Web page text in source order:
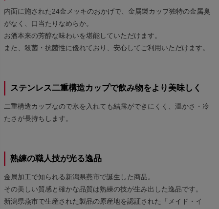
内面に施された24金メッキのおかげで、金属製カップ独特の金属臭
がなく、口当たりなめらか。
お酒本来の芳醇な味わいを堪能していただけます。
また、殺菌・抗菌性に優れており、安心してご利用いただけます。
ステンレス二重構造カップで飲み物をより美味しく
二重構造カップなので氷を入れても結露ができにくく、温かさ・冷
たさが長持ちします。
熟練の職人技が光る逸品
金属加工で知られる新潟県燕市で誕生した商品。
その美しい質感と確かな品質は熟練の技が生み出した逸品です。
新潟県燕市で生産された製品の原産地を認証された「メイド・イ